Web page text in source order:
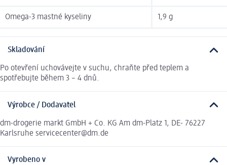
Omega-3 mastné kyseliny 1,9 g
Skladování
Po otevření uchovávejte v suchu, chraňte před teplem a
spotřebujte během 3 – 4 dnů.
Výrobce / Dodavatel
dm-drogerie markt GmbH + Co. KG Am dm-Platz 1, DE- 76227
Karlsruhe servicecenter@dm.de
Vyrobeno v